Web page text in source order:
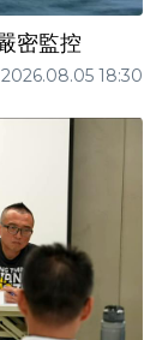
密監控
2026.08.05 18:30